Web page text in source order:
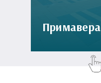
Примавера